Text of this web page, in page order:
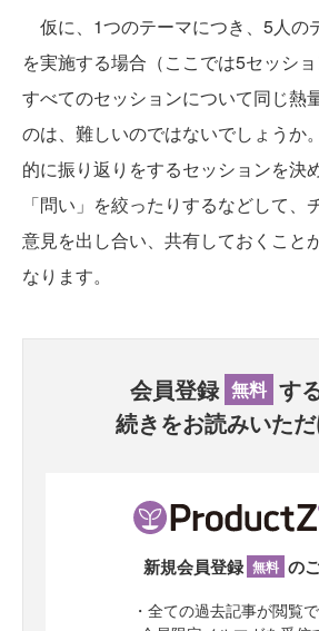
仮に、1つのテーマにつき、5人の
を実施する場合（ここでは5セッショ
すべてのセッションについて同じ熱
のは、難しいのではないでしょうか
的に振り返りをするセッションを決
「問い」を絞ったりするなどして、
意見を出し合い、共有しておくこと
なります。
会員登録 無料 す
続きをお読みいた
新規会員登録 無料 の
・全ての過去記事が閲覧